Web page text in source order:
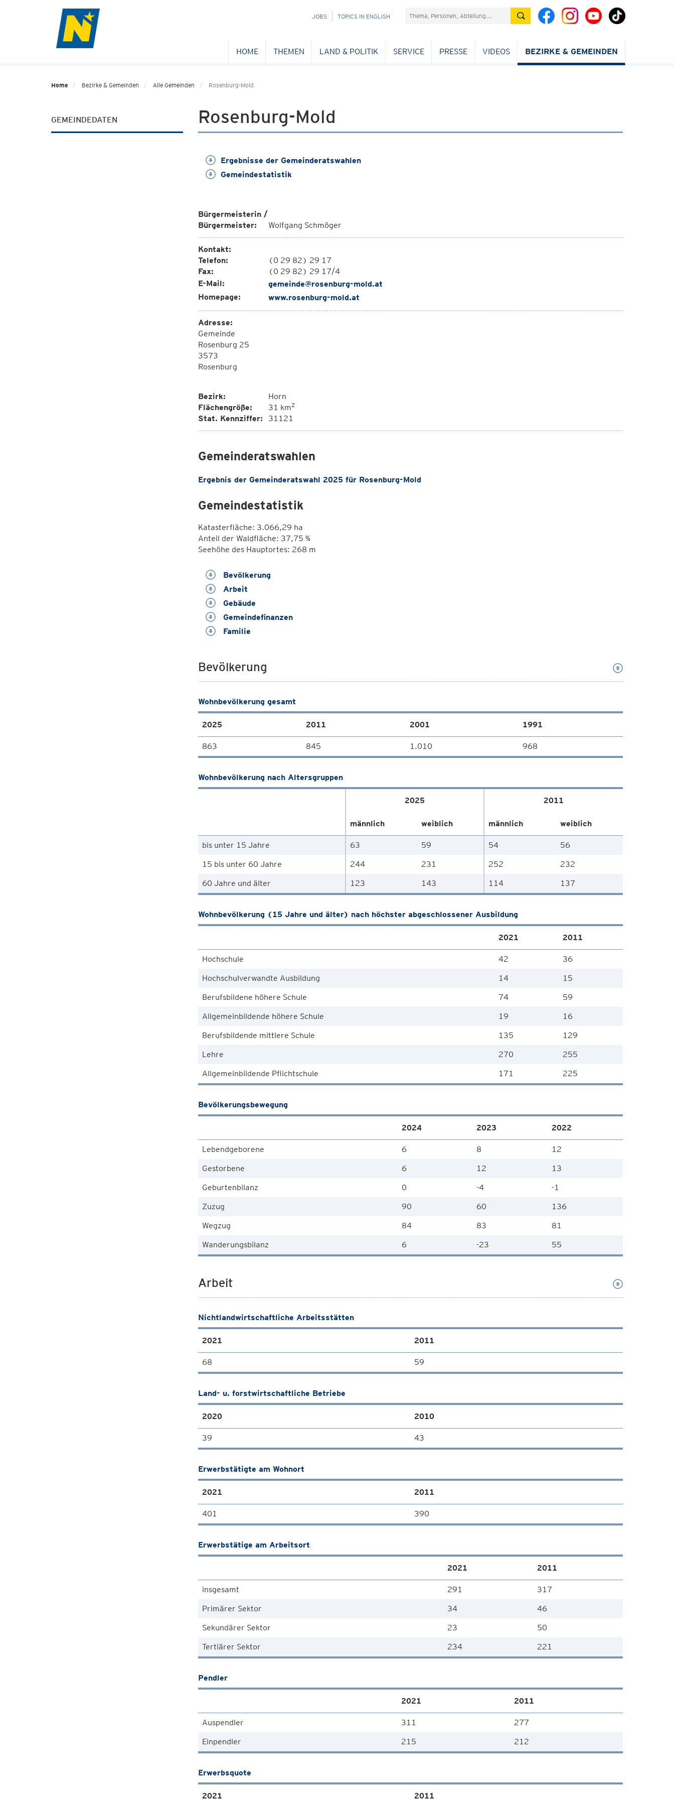
NAVIGATION
JOBS TOPICS IN ENGLISH Suchefeld
HOME THEMEN LAND & POLITIK SERVICE PRESSE VIDEOS BEZIRKE & GEMEINDEN
Home Bezirke & Gemeinden Alle Gemeinden Rosenburg-Mold
GEMEINDEDATEN Rosenburg-Mold
Ergebnisse der Gemeinderatswahlen
Gemeindestatistik
Bürgermeisterin /
Bürgermeister:
Wolfgang Schmöger
Kontakt:
Telefon:
(0 29 82) 29 17
Fax:
(0 29 82) 29 17/4
E-Mail:
gemeinde@rosenburg-mold.at
Homepage:
www.rosenburg-mold.at
Adresse:
Gemeinde
Rosenburg 25
3573
Rosenburg
Bezirk:
Horn
Flächengröße:
31 km2
Stat. Kennziffer: 31121
Gemeinderatswahlen
Ergebnis der Gemeinderatswahl 2025 für Rosenburg-Mold
Gemeindestatistik
Katasterfläche: 3.066,29 ha
Anteil der Waldfläche: 37,75 %
Seehöhe des Hauptortes: 268 m
Bevölkerung
Arbeit
Gebäude
Gemeindefinanzen
Familie
Bevölkerung
Wohnbevölkerung gesamt
2025 2011 2001 1991
863 845 1.010 968
Wohnbevölkerung nach Altersgruppen
2025 2011
männlich weiblich männlich weiblich
bis unter 15 Jahre 63 59 54
56
15 bis unter 60 Jahre
244 231 252
232
60 Jahre und älter
123 143 114 137
Wohnbevölkerung (15 Jahre und älter) nach höchster abgeschlossener Ausbildung
2021 2011
Hochschule 42
36
Hochschulverwandte Ausbildung
14
15
Berufsbildene höhere Schule
74
59
Allgemeinbildende höhere Schule
19
16
Berufsbildende mittlere Schule
135
129
Lehre
270
255
Allgemeinbildende Pflichtschule
171 225
Bevölkerungsbewegung
2024 2023 2022
Lebendgeborene 6 8
12
Gestorbene
6 12
13
Geburtenbilanz
0 -4
-1
Zuzug
90 60
136
Wegzug
84 83
81
Wanderungsbilanz
6 -23 55
Arbeit
Nichtlandwirtschaftliche Arbeitsstätten
2021 2011
68 59
Land- u. forstwirtschaftliche Betriebe
2020 2010
39 43
Erwerbstätigte am Wohnort
2021 2011
401 390
Erwerbstätige am Arbeitsort
2021 2011
insgesamt 291
317
Primärer Sektor
34
46
Sekundärer Sektor
23
50
Tertiärer Sektor
234 221
Pendler
2021 2011
Auspendler 311
277
Einpendler
215 212
Erwerbsquote
2021 2011